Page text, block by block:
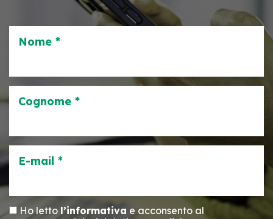
Nome *
Cognome *
E-mail *
Ho letto l’informativa e acconsento al